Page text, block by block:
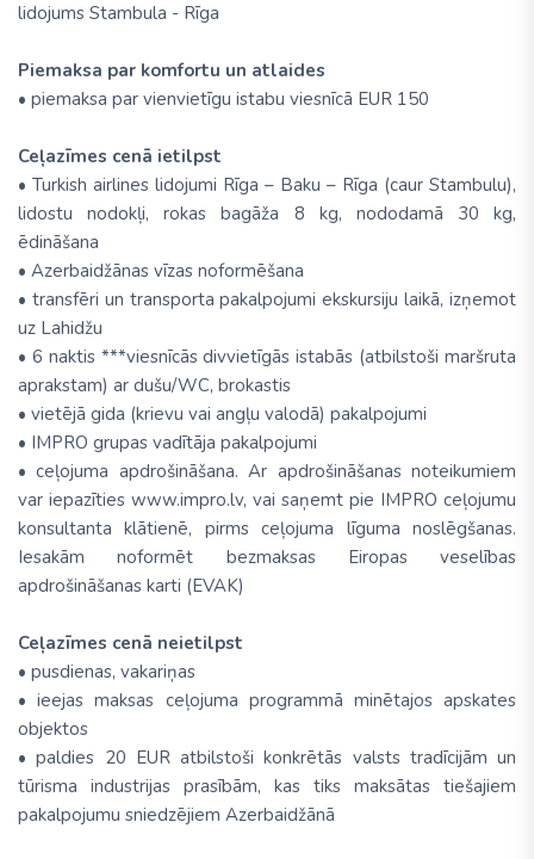
lidojums Stambula - Rīga
Piemaksa par komfortu un atlaides
• piemaksa par vienvietīgu istabu viesnīcā EUR 150
Ceļazīmes cenā ietilpst
• Turkish airlines lidojumi Rīga – Baku – Rīga (caur Stambulu),
lidostu nodokļi, rokas bagāža 8 kg, nododamā 30 kg,
ēdināšana
• Azerbaidžānas vīzas noformēšana
• transfēri un transporta pakalpojumi ekskursiju laikā, izņemot
uz Lahidžu
• 6 naktis ***viesnīcās divvietīgās istabās (atbilstoši maršruta
aprakstam) ar dušu/WC, brokastis
• vietējā gida (krievu vai angļu valodā) pakalpojumi
• IMPRO grupas vadītāja pakalpojumi
• ceļojuma apdrošināšana. Ar apdrošināšanas noteikumiem
var iepazīties www.impro.lv, vai saņemt pie IMPRO ceļojumu
konsultanta klātienē, pirms ceļojuma līguma noslēgšanas.
Iesakām noformēt bezmaksas Eiropas veselības
apdrošināšanas karti (EVAK)
Ceļazīmes cenā neietilpst
• pusdienas, vakariņas
• ieejas maksas ceļojuma programmā minētajos apskates
objektos
• paldies 20 EUR atbilstoši konkrētās valsts tradīcijām un
tūrisma industrijas prasībām, kas tiks maksātas tiešajiem
pakalpojumu sniedzējiem Azerbaidžānā